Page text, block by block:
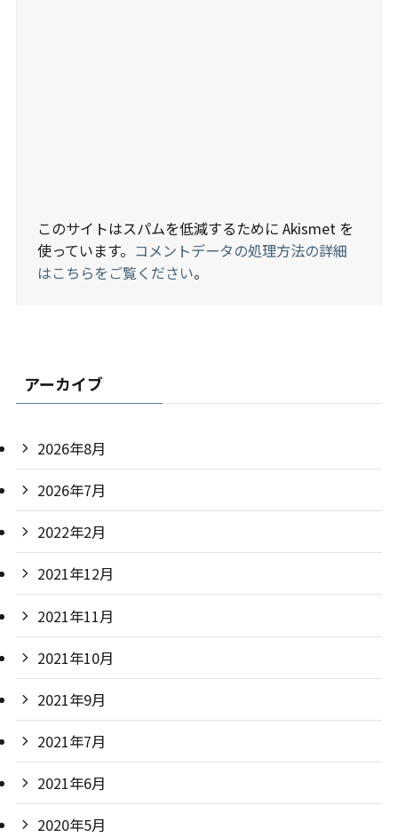
このサイトはスパムを低減するために Akismet を
使っています。 コメントデータの処理方法の詳細
はこちらをご覧ください。
アーカイブ
2026年8月
2026年7月
2022年2月
2021年12月
2021年11月
2021年10月
2021年9月
2021年7月
2021年6月
2020年5月